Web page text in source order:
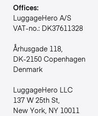
Offices:
LuggageHero A/S
VAT-no.: DK37611328
Århusgade 118,
DK-2150 Copenhagen
Denmark
LuggageHero LLC
137 W 25th St,
New York, NY 10011